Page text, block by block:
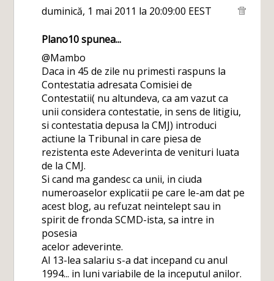
duminică, 1 mai 2011 la 20:09:00 EEST
Plano10spunea...
@Mambo
Daca in 45 de zile nu primesti raspuns la
Contestatia adresata Comisiei de
Contestatii( nu altundeva, ca am vazut ca
unii considera contestatie, in sens de litigiu,
si contestatia depusa la CMJ) introduci
actiune la Tribunal in care piesa de
rezistenta este Adeverinta de venituri luata
de la CMJ.
Si cand ma gandesc ca unii, in ciuda
numeroaselor explicatii pe care le-am dat pe
acest blog, au refuzat neintelept sau in
spirit de fronda SCMD-ista, sa intre in
posesia
acelor adeverinte.
Al 13-lea salariu s-a dat incepand cu anul
1994... in luni variabile de la inceputul anilor.